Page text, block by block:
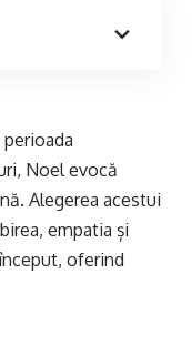
Noel evocă
Alegerea acestui
empatia și
oferind